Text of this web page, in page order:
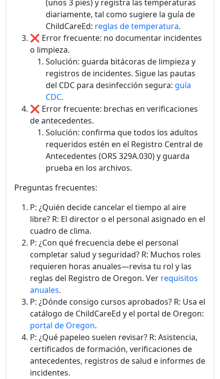
(unos 3 pies) y registra las temperaturas
diariamente, tal como sugiere la guía de
ChildCareEd: reglas de temperatura.
❌ Error frecuente: no documentar incidentes
o limpieza.
Solución: guarda bitácoras de limpieza y
registros de incidentes. Sigue las pautas
del CDC para desinfección segura: guía
CDC.
❌ Error frecuente: brechas en verificaciones
de antecedentes.
Solución: confirma que todos los adultos
requeridos estén en el Registro Central de
Antecedentes (ORS 329A.030) y guarda
prueba en los archivos.
Preguntas frecuentes:
P: ¿Quién decide cancelar el tiempo al aire
libre? R: El director o el personal asignado en el
cuadro de clima.
P: ¿Con qué frecuencia debe el personal
completar salud y seguridad? R: Muchos roles
requieren horas anuales—revisa tu rol y las
reglas del Registro de Oregon. Ver requisitos
anuales.
P: ¿Dónde consigo cursos aprobados? R: Usa el
catálogo de ChildCareEd y el portal de Oregon:
portal de Oregon.
P: ¿Qué papeleo suelen revisar? R: Asistencia,
certificados de formación, verificaciones de
antecedentes, registros de salud e informes de
incidentes.